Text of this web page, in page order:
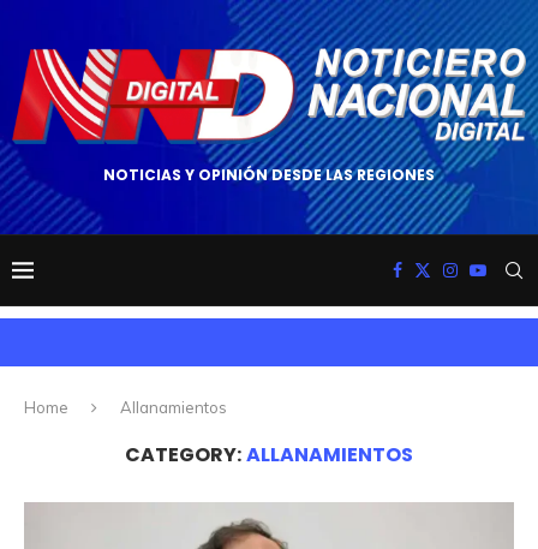
NOTICIAS Y OPINIÓN DESDE LAS REGIONES
Home Allanamientos
CATEGORY:ALLANAMIENTOS